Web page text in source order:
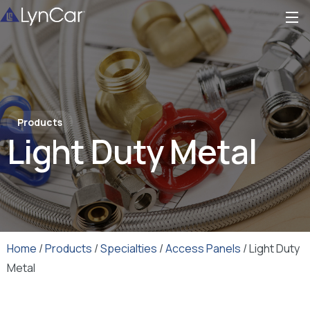
Products
Light Duty Metal
Home /Products /Specialties /Access Panels / Light Duty
Metal